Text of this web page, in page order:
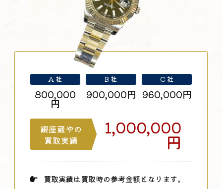
A 社
800,000
円
B 社
900,000円
C 社
960,000円
銀座蔵やの
買取実績
1,000,000
円
買取実績は買取時の参考金額となります。